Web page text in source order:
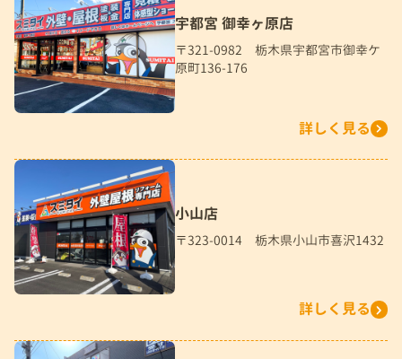
宇都宮 御幸ヶ原店
〒321-0982 栃木県宇都宮市御幸ケ
原町136-176
詳しく見る
小山店
〒323-0014 栃木県小山市喜沢1432
詳しく見る